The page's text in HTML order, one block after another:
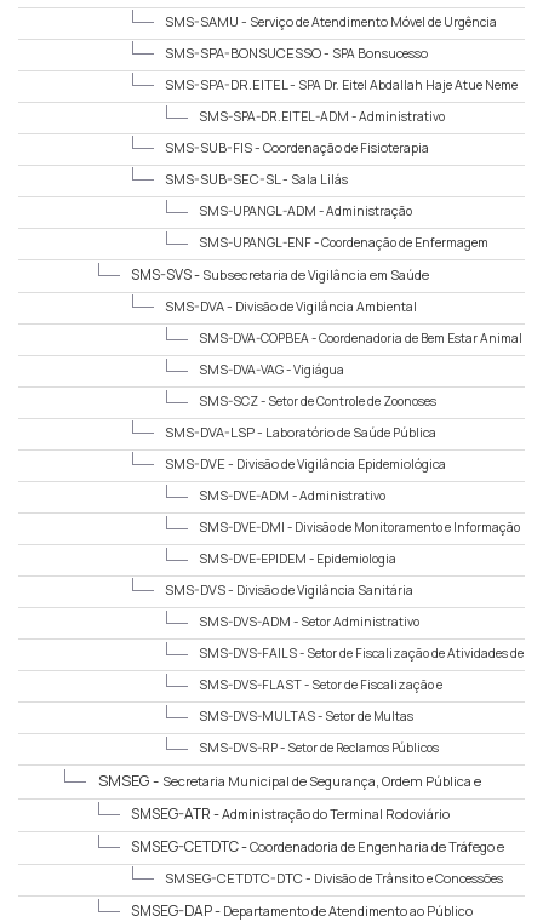
SMS-SAMU - Serviço de Atendimento Móvel de Urgência
SMS-SPA-BONSUCESSO - SPA Bonsucesso
SMS-SPA-DR.EITEL - SPA Dr. Eitel Abdallah Haje Atue Neme
SMS-SPA-DR.EITEL-ADM -Administrativo
SMS-SUB-FIS - Coordenação de Fisioterapia
SMS-SUB-SEC-SL - Sala Lilás
SMS-UPANGL-ADM -Administração
SMS-UPANGL-ENF -Coordenação de Enfermagem
SMS-SVS - Subsecretaria de Vigilância em Saúde
SMS-DVA - Divisão de Vigilância Ambiental
SMS-DVA-COPBEA -Coordenadoria de Bem Estar Animal
SMS-DVA-VAG -Vigiágua
SMS-SCZ - Setor de Controle de Zoonoses
SMS-DVA-LSP - Laboratório de Saúde Pública
SMS-DVE - Divisão de Vigilância Epidemiológica
SMS-DVE-ADM -Administrativo
SMS-DVE-DMI - Divisão de Monitoramento e Informação
SMS-DVE-EPIDEM - Epidemiologia
SMS-DVS - Divisão de Vigilância Sanitária
SMS-DVS-ADM - Setor Administrativo
SMS-DVS-FAILS - Setor de Fiscalização de Atividades de
Interesse e Licenciamento à SaúdeSMS-DVS-FLAST - Setor de Fiscalização e
Licenciamento em Alimentos e Saúde do Trabalhador
SMS-DVS-MULTAS - Setor de Multas
SMS-DVS-RP - Setor de Reclamos Públicos
SMSEG - Secretaria Municipal de Segurança, Ordem Pública e
Mobilidade
SMSEG-ATR -Administração do Terminal Rodoviário
SMSEG-CETDTC -Coordenadoria de Engenharia de Tráfego e
Divisão de Trânsito e ConcessõesSMSEG-CETDTC-DTC - Divisão de Trânsito e Concessões
SMSEG-DAP - Departamento de Atendimento ao Público